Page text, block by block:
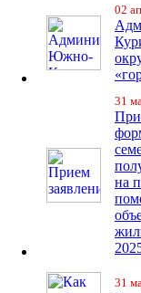
02
31
на
31